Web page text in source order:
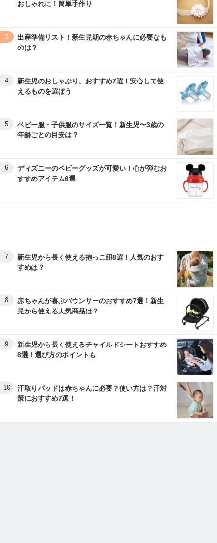
おしゃれに！簡単手作り
3
出産準備リスト！新生児期の赤ちゃんに必要なも
のは？
4
新生児のおしゃぶり、おすすめ7選！安心して使
えるものを選ぼう
5
ベビー服・子供服のサイズ一覧！新生児〜3歳の
年齢ごとの目安は？
6
ディズニーのベビーグッズが可愛い！心が弾むお
すすめアイテム6選
7
新生児から長く使える抱っこ紐8選！人気のおす
すめは？
8
赤ちゃんが喜ぶバウンサーのおすすめ7選！新生
児から使える人気商品は？
9
新生児から長く使えるチャイルドシートおすすめ
8選！選び方のポイントも
10
汗取りパッドは赤ちゃんに必要？使い方は？汗対
策におすすめ7選！